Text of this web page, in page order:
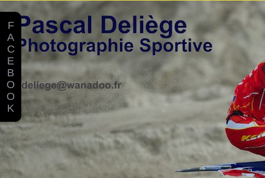
F
A
C
E
B
O
O
K